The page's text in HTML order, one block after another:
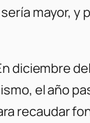
mayor, y
diciembre
el año
recaudar